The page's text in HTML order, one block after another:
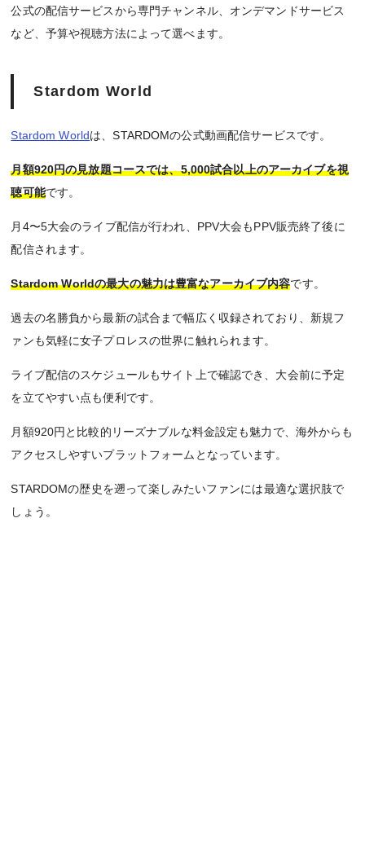
公式の配信サービスから専門チャンネル、オンデマンドサービス
など、予算や視聴方法によって選べます。
Stardom World
Stardom Worldは、STARDOMの公式動画配信サービスです。
月額920円の見放題コースでは、5,000試合以上のアーカイブを視
聴可能です。
月4〜5大会のライブ配信が行われ、PPV大会もPPV販売終了後に
配信されます。
Stardom Worldの最大の魅力は豊富なアーカイブ内容です。
過去の名勝負から最新の試合まで幅広く収録されており、新規フ
ァンも気軽に女子プロレスの世界に触れられます。
ライブ配信のスケジュールもサイト上で確認でき、大会前に予定
を立てやすい点も便利です。
月額920円と比較的リーズナブルな料金設定も魅力で、海外からも
アクセスしやすいプラットフォームとなっています。
STARDOMの歴史を遡って楽しみたいファンには最適な選択肢で
しょう。